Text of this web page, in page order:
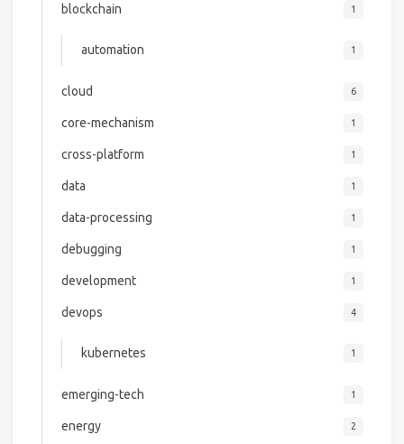
blockchain 1
automation 1
cloud 6
core-mechanism 1
cross-platform 1
data 1
data-processing 1
debugging 1
development 1
devops 4
kubernetes 1
emerging-tech 1
energy 2